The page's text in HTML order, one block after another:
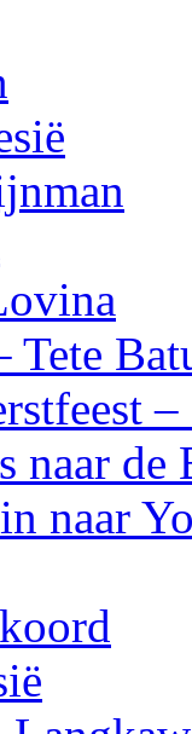
Tete
–
naar
naar